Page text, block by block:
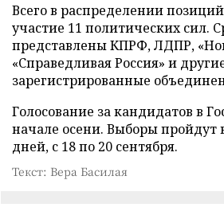
Всего в распределении
участие 11 политических сил.
представлены КПРФ, ЛДПР,
«Справедливая Россия» и
зарегистрированные
Голосование за кандидатов в
начале осени. Выборы пройдут
дней, с 18 по 20 сентября.
Текст: Вера Басилая